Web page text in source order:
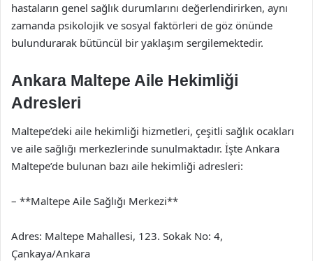
hastaların genel sağlık durumlarını değerlendirirken, aynı
zamanda psikolojik ve sosyal faktörleri de göz önünde
bulundurarak bütüncül bir yaklaşım sergilemektedir.
Ankara Maltepe Aile Hekimliği
Adresleri
Maltepe’deki aile hekimliği hizmetleri, çeşitli sağlık ocakları
ve aile sağlığı merkezlerinde sunulmaktadır. İşte Ankara
Maltepe’de bulunan bazı aile hekimliği adresleri:
– **Maltepe Aile Sağlığı Merkezi**
Adres: Maltepe Mahallesi, 123. Sokak No: 4,
Çankaya/Ankara